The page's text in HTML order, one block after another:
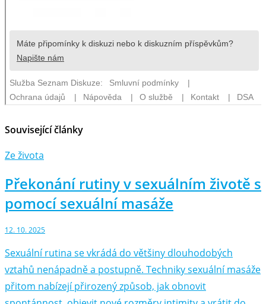
Související články
Ze života
Překonání rutiny v sexuálním životě s
pomocí sexuální masáže
12. 10. 2025
Sexuální rutina se vkrádá do většiny dlouhodobých
vztahů nenápadně a postupně. Techniky sexuální masáže
přitom nabízejí přirozený způsob, jak obnovit